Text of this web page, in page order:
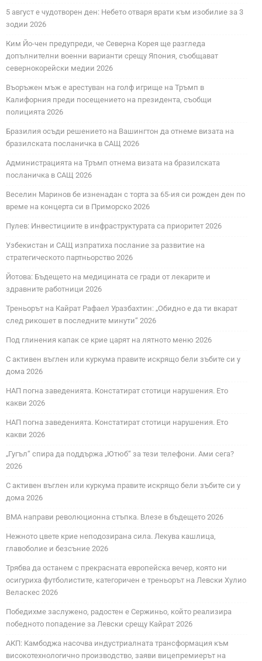
5 август е чудотворен ден: Небето отваря врати към изобилие за 3
зодии 2026
Ким Йо-чен предупреди, че Северна Корея ще разгледа
допълнителни военни варианти срещу Япония, съобщават
севернокорейски медии 2026
Въоръжен мъж е арестуван на голф игрище на Тръмп в
Калифорния преди посещението на президента, съобщи
полицията 2026
Бразилия осъди решението на Вашингтон да отнеме визата на
бразилската посланичка в САЩ 2026
Администрацията на Тръмп отнема визата на бразилската
посланичка в САЩ 2026
Веселин Маринов бе изненадан с торта за 65-ия си рожден ден по
време на концерта си в Приморско 2026
Пулев: Инвестициите в инфраструктурата са приоритет 2026
Узбекистан и САЩ изпратиха послание за развитие на
стратегическото партньорство 2026
Йотова: Бъдещето на медицината се гради от лекарите и
здравните работници 2026
Треньорът на Кайрат Рафаел Уразбахтин: „Обидно е да ти вкарат
след рикошет в последните минути“ 2026
Под глинения капак се крие царят на лятното меню 2026
С активен въглен или куркума правите искрящо бели зъбите си у
дома 2026
НАП погна заведенията. Констатират стотици нарушения. Ето
какви 2026
НАП погна заведенията. Констатират стотици нарушения. Ето
какви 2026
„Гугъл“ спира да поддържа „Ютюб“ за тези телефони. Ами сега?
2026
С активен въглен или куркума правите искрящо бели зъбите си у
дома 2026
ВМА направи революционна стъпка. Влезе в бъдещето 2026
Нежното цвете крие неподозирана сила. Лекува кашлица,
главоболие и безсъние 2026
Трябва да останем с прекрасната европейска вечер, която ни
осигуриха футболистите, категоричен е треньорът на Левски Хулио
Веласкес 2026
Победихме заслужено, радостен е Сержиньо, който реализира
победното попадение за Левски срещу Кайрат 2026
АКП: Камбоджа насочва индустриалната трансформация към
високотехнологично производство, заяви вицепремиерът на